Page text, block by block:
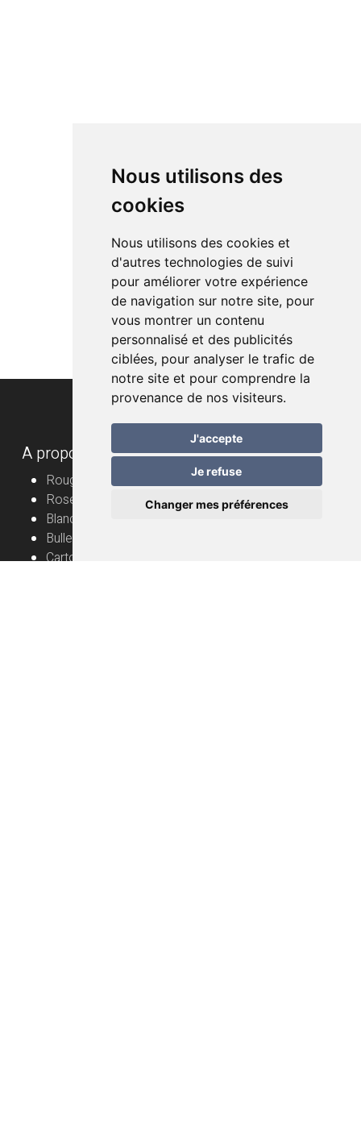
Nous utilisons des
cookies
Nous utilisons des cookies et
d'autres technologies de suivi
pour améliorer votre expérience
de navigation sur notre site, pour
vous montrer un contenu
personnalisé et des publicités
ciblées, pour analyser le trafic de
notre site et pour comprendre la
provenance de nos visiteurs.
J'accepte
Je refuse
Changer mes préférences
A propos
Rouge
Rosé
Blanc
Bulles
Cartons